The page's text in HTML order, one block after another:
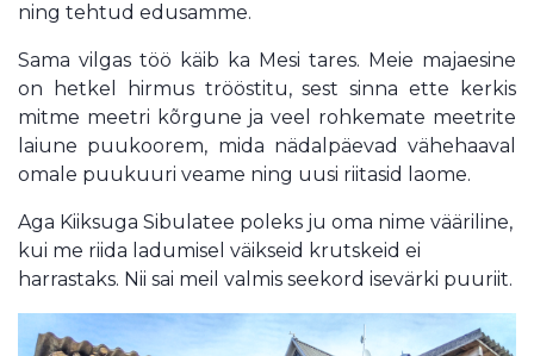
ning tehtud edusamme.
Sama vilgas töö käib ka Mesi tares. Meie majaesine
on hetkel hirmus trööstitu, sest sinna ette kerkis
mitme meetri kõrgune ja veel rohkemate meetrite
laiune puukoorem, mida nädalpäevad vähehaaval
omale puukuuri veame ning uusi riitasid laome.
Aga Kiiksuga Sibulatee poleks ju oma nime vääriline,
kui me riida ladumisel väikseid krutskeid ei
harrastaks. Nii sai meil valmis seekord isevärki puuriit.